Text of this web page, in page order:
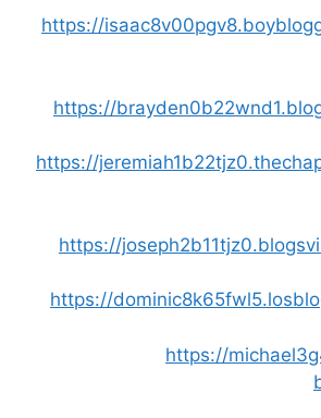
https://
https://
https://
https://
https://
https://